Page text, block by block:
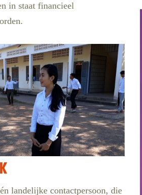
in staat financieel
landelijke contactpersoon, die